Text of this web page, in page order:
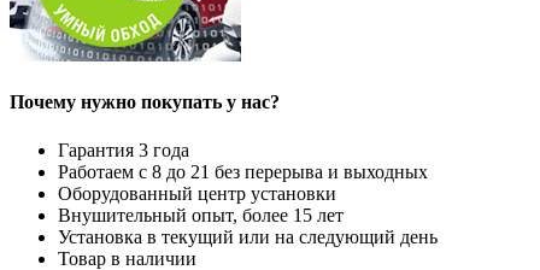
Почему нужно покупать у нас?
Гарантия 3 года
Работаем с 8 до 21 без перерыва и выходных
Оборудованный центр установки
Внушительный опыт, более 15 лет
Установка в текущий или на следующий день
Товар в наличии